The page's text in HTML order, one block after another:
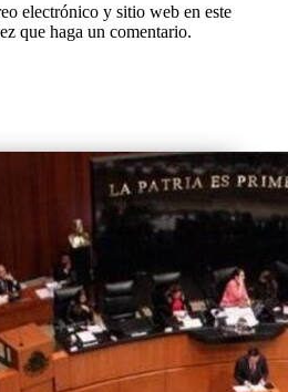
electrónico y sitio web en este
que haga un comentario.